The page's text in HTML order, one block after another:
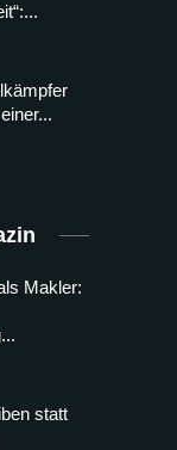
Makler:
statt